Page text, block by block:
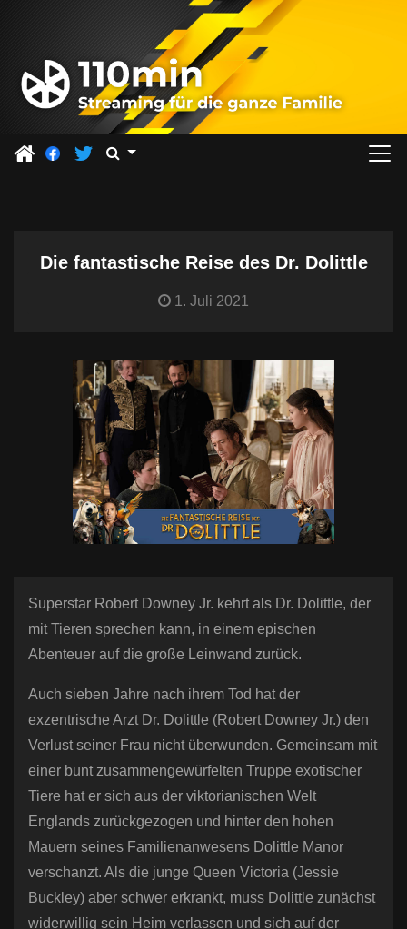
Die fantastische Reise des Dr. Dolittle
1. Juli 2021
Superstar Robert Downey Jr. kehrt als Dr. Dolittle, der
mit Tieren sprechen kann, in einem epischen
Abenteuer auf die große Leinwand zurück.
Auch sieben Jahre nach ihrem Tod hat der
exzentrische Arzt Dr. Dolittle (Robert Downey Jr.) den
Verlust seiner Frau nicht überwunden. Gemeinsam mit
einer bunt zusammengewürfelten Truppe exotischer
Tiere hat er sich aus der viktorianischen Welt
Englands zurückgezogen und hinter den hohen
Mauern seines Familienanwesens Dolittle Manor
verschanzt. Als die junge Queen Victoria (Jessie
Buckley) aber schwer erkrankt, muss Dolittle zunächst
widerwillig sein Heim verlassen und sich auf der